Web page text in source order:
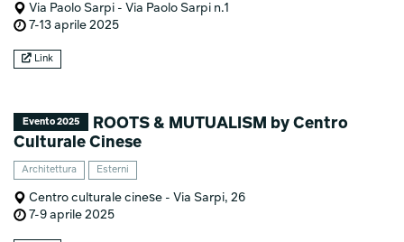
Via Paolo Sarpi - Via Paolo Sarpi n.1
7-13 aprile 2025
Link
Evento 2025
ROOTS & MUTUALISM by Centro
Culturale Cinese
Architettura Esterni
Centro culturale cinese - Via Sarpi, 26
7-9 aprile 2025